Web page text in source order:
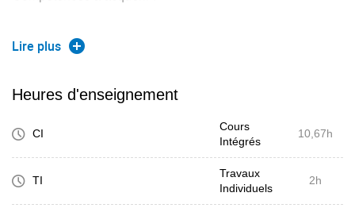
Ces outils permettent notamment d’étudier plus
dynamiques
d’une représentation d’état
système dynamique
Étudier l’observabilité et la détectabilité d’un système
Concevoir une loi de commande par retour d’état
statique en utilisant la méthode du placement de
Lire plus
Heures d'enseignement
CI
Cours
Intégrés
10,67h
TI
Travaux
Individuels
2h